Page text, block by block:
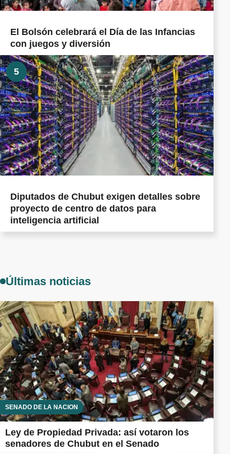
El Bolsón celebrará el Día de las Infancias
con juegos y diversión
5
Diputados de Chubut exigen detalles sobre
proyecto de centro de datos para
inteligencia artificial
Últimas noticias
SENADO DE LA NACIÓN
Ley de Propiedad Privada: así votaron los
senadores de Chubut en el Senado